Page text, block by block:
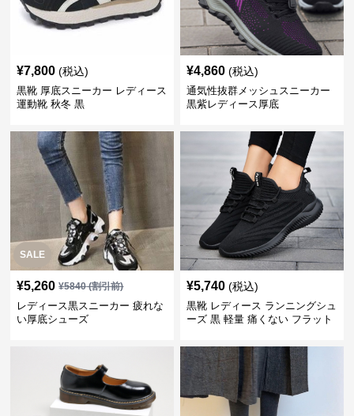
¥7,800 (税込)
黒靴 厚底スニーカー レディース
運動靴 秋冬 黒
¥4,860 (税込)
通気性抜群メッシュスニーカー
黒紫レディース厚底
SALE
¥5,260 ¥5840(割引前)
レディース黒スニーカー 疲れな
い厚底シューズ
¥5,740 (税込)
黒靴 レディース ランニングシュ
ーズ 黒 軽量 痛くない フラット